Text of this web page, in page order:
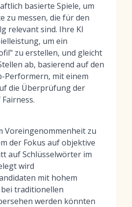
basierte Spiele, um
zu messen, die für den
relevant sind. Ihre KI
um ein
zu erstellen, und gleicht
ab, basierend auf den
Performern, mit einem
die Überprüfung der
Voreingenommenheit zu
der Fokus auf objektive
auf Schlüsselwörter im
wird
mit hohem
traditionellen
werden könnten